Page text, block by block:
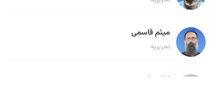
میثم قاسمی
تحریریه
لیلا حنارود